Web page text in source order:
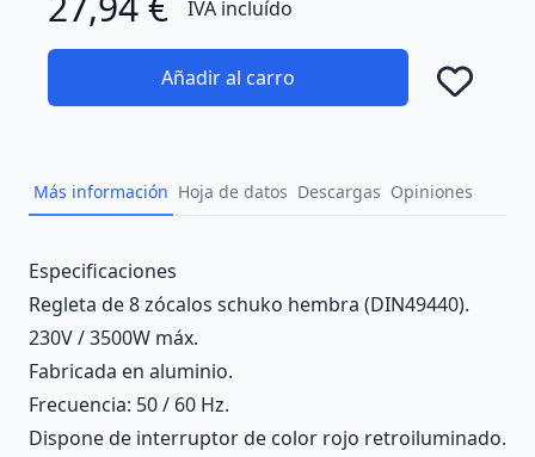
IVA incluído
Añadir al carro
Más información Hoja de datos Descargas Opiniones
Description
Especificaciones
Regleta de 8 zócalos schuko hembra (DIN49440).
230V / 3500W máx.
Fabricada en aluminio.
Frecuencia: 50 / 60 Hz.
Dispone de interruptor de color rojo retroiluminado.